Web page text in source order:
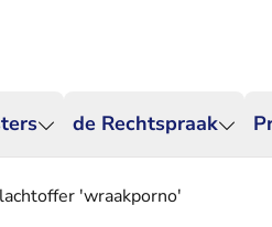
de Rechtspraak
'wraakporno'